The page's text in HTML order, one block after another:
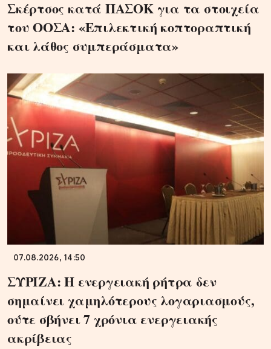
Σκέρτσος κατά ΠΑΣΟΚ για τα στοιχεία
του ΟΟΣΑ: «Επιλεκτική κοπτοραπτική
και λάθος συμπεράσματα»
07.08.2026, 14:50
ΣΥΡΙΖΑ: Η ενεργειακή ρήτρα δεν
σημαίνει χαμηλότερους λογαριασμούς,
ούτε σβήνει 7 χρόνια ενεργειακής
ακρίβειας